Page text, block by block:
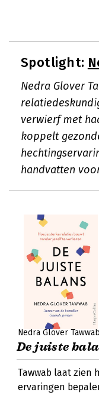
Spotlight:
Nedra Glover
verwierf met
koppelt
handvatten
Nedra Glover Tawwab
De juiste
Tawwab laat zien
ervaringen